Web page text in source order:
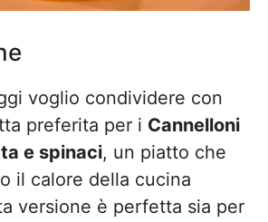
voglio condividere con
preferita per i Cannelloni
e spinaci, un piatto che
il calore della cucina
versione è perfetta sia per